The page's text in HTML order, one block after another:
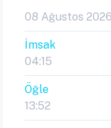
08 Ağustos
İmsak
04:15
Öğle
13:52